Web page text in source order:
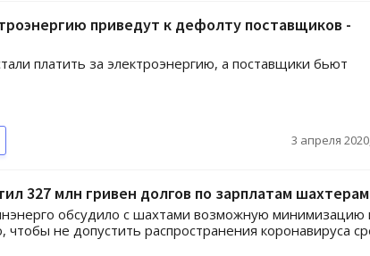
приведут к дефолту поставщиков -
платить за электроэнергию, а поставщики бьют
3 апреля
327 млн гривен долгов по зарплатам шахтерам
обсудило с шахтами возможную минимизацию
чтобы не допустить распространения коронавируса